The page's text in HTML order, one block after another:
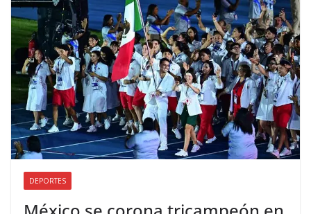
DEPORTES